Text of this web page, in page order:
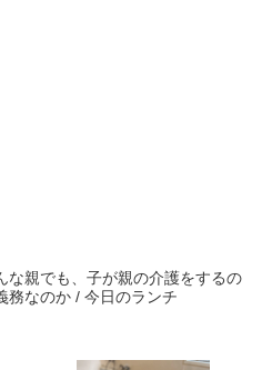
な親でも、子が親の介護をするの
務なのか / 今日のランチ